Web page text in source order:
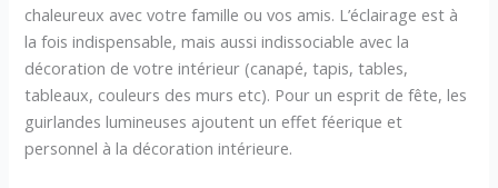
chaleureux avec votre famille ou vos amis. L’éclairage est à
la fois indispensable, mais aussi indissociable avec la
décoration de votre intérieur (canapé, tapis, tables,
tableaux, couleurs des murs etc). Pour un esprit de fête, les
guirlandes lumineuses ajoutent un effet féerique et
personnel à la décoration intérieure.